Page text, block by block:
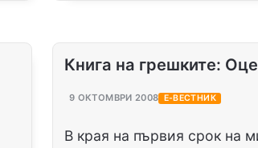
Книга на грешките:
9 ОКТОМВРИ 2008 Е-ВЕСТНИК
В края на първия срок на